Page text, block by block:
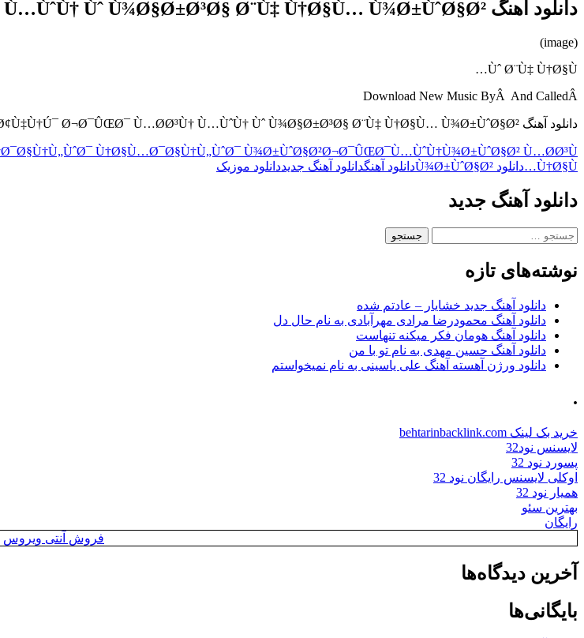
دانلود آهنگ Ø¯Ø§Ù†Ù„ÙˆØ¯ Ø¢Ù‡Ù†Ú¯ Ø¬Ø¯ÛŒØ¯ Ù…Ø­Ø³Ù† Ù…ÙˆÙ† Ùˆ Ù¾Ø§Ø±Ø³Ø§ Ø¨Ù‡ Ù†Ø§Ù… Ù¾Ø±ÙˆØ§Ø²
(image)
Ùˆ Ø¨Ù‡ Ù†Ø§Ù…
Download New Music ByÂ And CalledÂ
دانلود آهنگ Ø¯Ø§Ù†Ù„ÙˆØ¯ Ø¢Ù‡Ù†Ú¯ Ø¬Ø¯ÛŒØ¯ Ù…Ø­Ø³Ù† Ù…ÙˆÙ† Ùˆ Ù¾Ø§Ø±Ø³Ø§ Ø¨Ù‡ Ù†Ø§Ù… Ù¾Ø±ÙˆØ§Ø²
Ø¯Ø§Ù†Ù„ÙˆØ¯ Ù†Ø§Ù…Ø¯Ø§Ù†Ù„ÙˆØ¯ Ù¾Ø±ÙˆØ§Ø²Ø¬Ø¯ÛŒØ¯Ù…ÙˆÙ†Ù¾Ø±ÙˆØ§Ø² Ù…Ø­Ø³Ù†
Ù†Ø§Ù…
دانلود Ù¾Ø±ÙˆØ§Ø² دانلود آهنگدانلود آهنگ جدیددانلود موزیک
دانلود آهنگ جدید
جستجو
نوشته‌های تازه
دانلود آهنگ جدید خشایار – عادتم شده
دانلود آهنگ محمودرضا مرادی مهرآبادی به نام حال دل
دانلود آهنگ هومان فکر میکنه تنهاست
دانلود آهنگ حسین مهدی به نام تو با من
دانلود ورژن آهسته آهنگ علی یاسینی به نام نمیخواستم
.
خرید بک لینک behtarinbacklink.com
لایسنس نود32
پسورد نود 32
اوکلی لایسنس رایگان نود 32
همیار نود 32
بهترین سئو
رایگان
فروش آنتی ویروس
آخرین دیدگاه‌ها
بایگانی‌ها